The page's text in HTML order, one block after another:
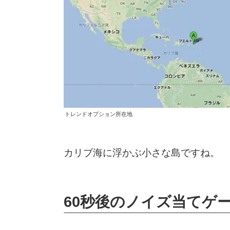
トレンドオプション所在地
カリブ海に浮かぶ小さな島ですね。
60秒後のノイズ当てゲ